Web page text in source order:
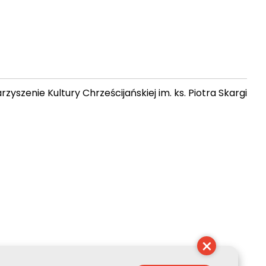
Kultury Chrześcijańskiej im. ks. Piotra Skargi
×